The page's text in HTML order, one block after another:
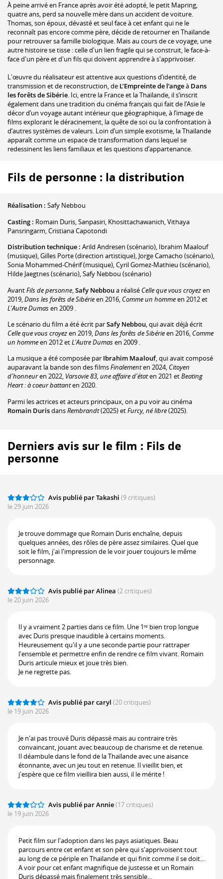
À peine arrivé en France après avoir été adopté, le petit Mapring,
quatre ans, perd sa nouvelle mère dans un accident de voiture.
Thomas, son époux, dévasté et seul face à cet enfant qui ne le
reconnaît pas encore comme père, décide de retourner en Thaïlande
pour retrouver sa famille biologique. Mais au cours de ce voyage, une
autre histoire se tisse : celle d'un lien fragile qui se construit, le face-à-
face d'un père et d'un fils qui doivent apprendre à s'apprivoiser.
L'œuvre du réalisateur est attentive aux questions d’identité, de
transmission et de reconstruction, de L’Empreinte de l’angeà Dans
les forêts de Sibérie. Ici, entre la France et la Thaïlande, il s’inscrit
également dans une tradition du cinéma français qui fait de l’Asie le
décor d’un voyage autant intérieur que géographique, à l’image de
films explorant le déracinement, la quête de soi ou la confrontation à
d’autres systèmes de valeurs. Loin d’un simple exotisme, la Thaïlande
apparaît comme un espace de transformation dans lequel se
redessinent les liens familiaux et les questions d’appartenance.
Fils de personne : la distribution
Réalisation : Safy Nebbou
Casting : Romain Duris,Sanpasiri, Khosittachawanich,Vithaya
Pansringarm,Cristiana Capotondi
Distribution technique : Arild Andresen (scénario), Ibrahim Maalouf
(musique),Gilles Porte(direction artistique), Jorge Camacho (scénario),
Sonia Mohammed-Chérif(musique),Cyril Gomez-Mathieu (scénario),
Hilde Jaegtnes(scénario),Safy Nebbou (scénario)
AvantFils de personne Safy Nebboua réalisé Celle que vous croyezen
2019, Dans les forêts de Sibérieen 2016, Comme un hommeen 2012 et
L'Autre Dumasen 2009 .
Le scénario du film a été écrit parSafy Nebbou, qui avait déjà écrit
Celle que vous croyezen 2019,Dans les forêts de Sibérieen 2016, Comme
un hommeen 2012 etL'Autre Dumasen 2009 .
La musique a été composée par Ibrahim Maalouf, qui avait composé
auparavant la bande son des filmsFinalementen 2024, Citoyen
d'honneuren 2022, Varsovie 83, une affaire d'étaten 2021 etBeating
Heart : à coeur battanten 2020.
Parmi les actrices et acteurs principaux, on a pu voir au cinéma
Romain DurisdansRembrandt(2025) etFurcy, né libre(2025).
Derniers avis sur le film : Fils de
personne
Avis publié par Takashi (9 critiques)
le 29 juin 2026
Je trouve dommage que Romain Duris enchaîne, depuis
quelques années, des rôles de père assez similaires. Quel que
soit le film, j'ai l'impression de le voir jouer toujours le même
personnage.
Avis publié par Alinea (2 critiques)
le 20 juin 2026
Il y a vraiment 2 parties dans ce film. Une 1ʳᵉ bien trop longue
avec Duris presque inaudible à certains moments.
Heureusement qu'il y a une seconde partie pour rattraper
l'ensemble et permettre enfin de rendre ce film vivant. Romain
Duris articule mieux et joue très bien.
Je ne regrette pas.
Avis publié par caryl (20 critiques)
le 19 juin 2026
Je n'ai pas trouvé Duris dépassé mais au contraire très
convaincant, jouant avec beaucoup de charisme et de retenue.
Il déambule dans le fond de la Thaïlande avec une aisance
étonnante, avec un jeu tout en retenue. Il vieillit bien, et
j'espère que ce film vieillira bien aussi, il le mérite !
Avis publié par Annie(17 critiques)
le 19 juin 2026
Petit film sur l'adoption dans les pays asiatiques. Beau
parcours entre cet enfant et son père qui s'apprivoisent tout
au long de ce périple en Thaïlande et qui finit comme il se doit...
A voir pour cet enfant magnifique de justesse et un Romain
Duris dépassé mais finalement très sensible...